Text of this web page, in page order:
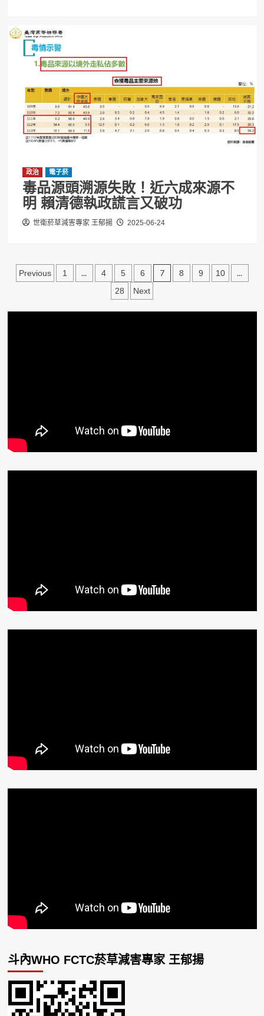
政治 電子菸
毒品源頭溯源失敗！近六成來源不
明 賴清德執政謊言又破功
世衛菸草減害專家 王郁揚 2025-06-24
文
分
Previous 1 ... 4 5 6 7 8 9 10 ...
28 Next
斗內WHO FCTC菸草減害專家 王郁揚